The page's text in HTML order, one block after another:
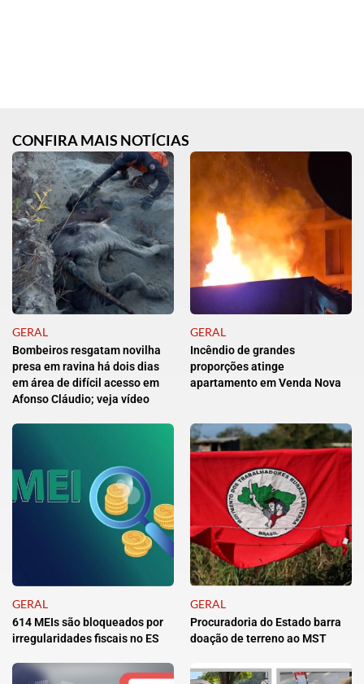
CONFIRA MAIS NOTÍCIAS
GERAL
Bombeiros resgatam novilha
presa em ravina há dois dias
em área de difícil acesso em
Afonso Cláudio; veja vídeo
GERAL
Incêndio de grandes
proporções atinge
apartamento em Venda Nova
GERAL
614 MEIs são bloqueados por
irregularidades fiscais no ES
GERAL
Procuradoria do Estado barra
doação de terreno ao MST